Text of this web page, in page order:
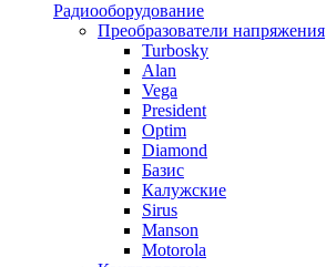
Радиооборудование
Преобразователи напряжения
Turbosky
Alan
Vega
President
Optim
Diamond
Базис
Калужские
Sirus
Manson
Motorola